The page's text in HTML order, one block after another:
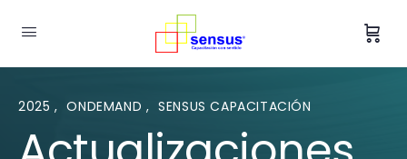
2025, ONDEMAND , SENSUS CAPACITACIÓN